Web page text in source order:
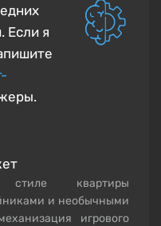
Если я
квартиры
и необычными
игрового